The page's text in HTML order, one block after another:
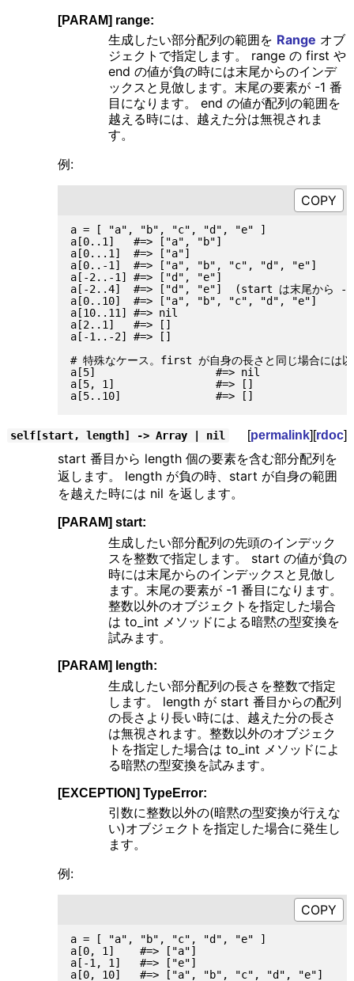
[PARAM] range:
生成したい部分配列の範囲を Range オブ
ジェクトで指定します。 range の first や
end の値が負の時には末尾からのインデ
ックスと見倣します。末尾の要素が -1 番
目になります。 end の値が配列の範囲を
越える時には、越えた分は無視されま
す。
例:
a = [ "a", "b", "c", "d", "e" ]
a[0..1]   #=> ["a", "b"]
a[0...1]  #=> ["a"]
a[0..-1]  #=> ["a", "b", "c", "d", "e"]
a[-2..-1] #=> ["d", "e"]
a[-2..4]  #=> ["d", "e"]  (start は末尾から -2 番
a[0..10]  #=> ["a", "b", "c", "d", "e"]
a[10..11] #=> nil
a[2..1]   #=> []
a[-1..-2] #=> []
# 特殊なケース。first が自身の長さと同じ場合には以
a[5]                   #=> nil
a[5, 1]                #=> []
self[start, length] -> Array | nil [permalink][rdoc]
start 番目から length 個の要素を含む部分配列を
返します。 length が負の時、start が自身の範囲
を越えた時には nil を返します。
[PARAM] start:
生成したい部分配列の先頭のインデック
スを整数で指定します。 start の値が負の
時には末尾からのインデックスと見倣し
ます。末尾の要素が -1 番目になります。
整数以外のオブジェクトを指定した場合
は to_int メソッドによる暗黙の型変換を
試みます。
[PARAM] length:
生成したい部分配列の長さを整数で指定
します。 length が start 番目からの配列
の長さより長い時には、越えた分の長さ
は無視されます。整数以外のオブジェク
トを指定した場合は to_int メソッドによ
る暗黙の型変換を試みます。
[EXCEPTION] TypeError:
引数に整数以外の(暗黙の型変換が行えな
い)オブジェクトを指定した場合に発生し
ます。
例:
a = [ "a", "b", "c", "d", "e" ]
a[0, 1]    #=> ["a"]
a[-1, 1]   #=> ["e"]
a[0, 10]   #=> ["a", "b", "c", "d", "e"]